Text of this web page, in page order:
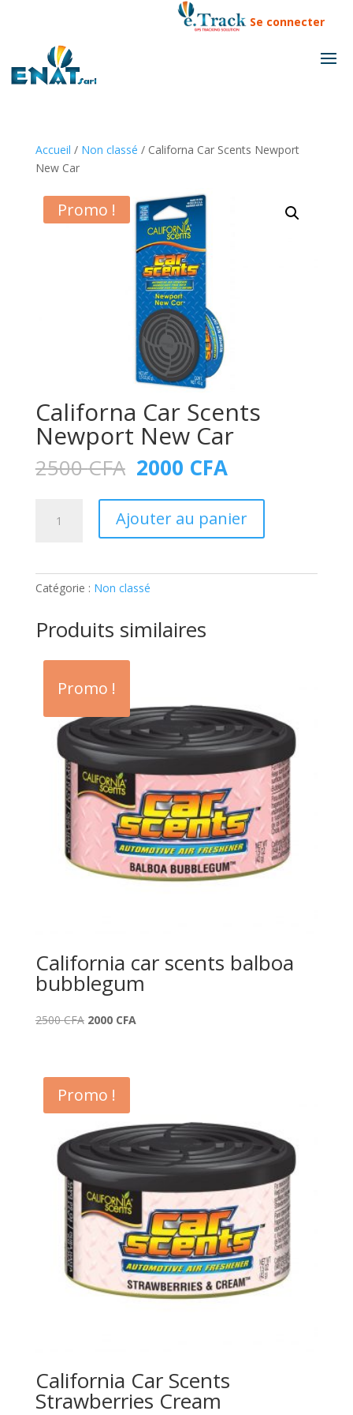
Se connecter
Accueil / Non classé / Californa Car Scents Newport
New Car
Promo !
Californa Car Scents
Newport New Car
2500CFA Le
prix
initial
était :
2500 CFA.
2000 CFALe
prix
actuel
est :
2000 CFA.
Newport
Car
Ajouter au panier
Catégorie : Non classé
Produits similaires
Promo !
California car scents balboa
bubblegum
2500CFA Le
était :
2500 CFA.
2000 CFALe
2000 CFA.
Promo !
California Car Scents
Strawberries Cream